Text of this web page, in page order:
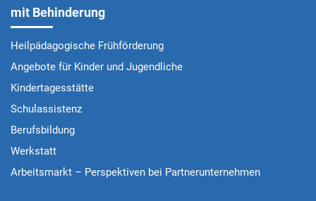
mit Behinderung
Heilpädagogische Frühförderung
Angebote für Kinder und Jugendliche
Kindertagesstätte
Schulassistenz
Berufsbildung
Werkstatt
Arbeitsmarkt – Perspektiven bei Partnerunternehmen